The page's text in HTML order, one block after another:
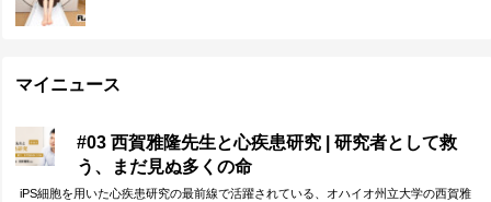
マイニュース
#03 西賀雅隆先生と心疾患研究 | 研究者として救
う、まだ見ぬ多くの命
iPS細胞を用いた心疾患研究の最前線で活躍されている、オハイオ州立大学の西賀雅